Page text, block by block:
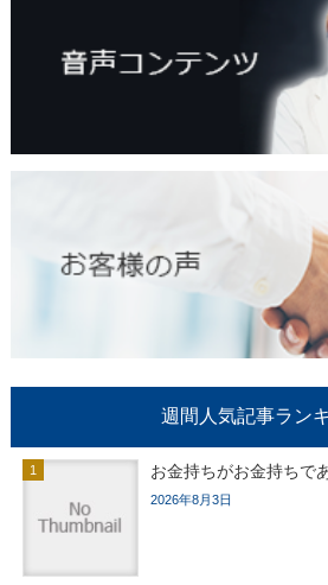
週間人気記事ラン
お金持ちがお金持ちで
2026年8月3日